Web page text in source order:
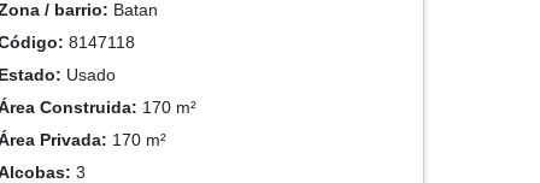
/ barrio: Batan
8147118
Usado
Construida: 170 m²
Privada: 170 m²
3